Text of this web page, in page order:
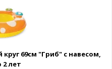
69см "Гриб" с навесом,
2 лет